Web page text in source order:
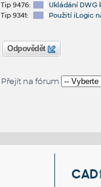
Tip 9476:
Ukládání DWG
Tip 9341:
Použití iLogic
Odpovědět
Přejít na fórum
CAD